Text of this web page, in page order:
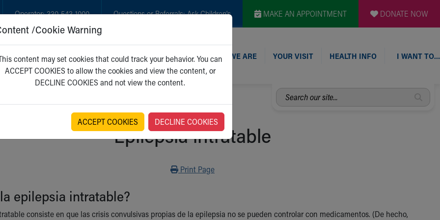
Operator:330-543-1000 Questions or Referrals:Ask Children's MAKE AN APPOINTMENT DONATE NOW
GET CARE NEW PARENTS WHO WE ARE YOUR VISIT HEALTH INFO I WANT TO…
Search
our
Epilepsia intratable
Print
Print Page
epilepsia intratable?
consiste en que las crisis convulsivas propias de la epilepsia no se pueden controlar con medicamentos. (De hecho,
/Cookie Warning
content may set cookies that could track your behavior. You can
ACCEPT COOKIES to allow the cookies and view the content, or
DECLINE COOKIES and not view the content.
ACCEPT COOKIES DECLINE COOKIES